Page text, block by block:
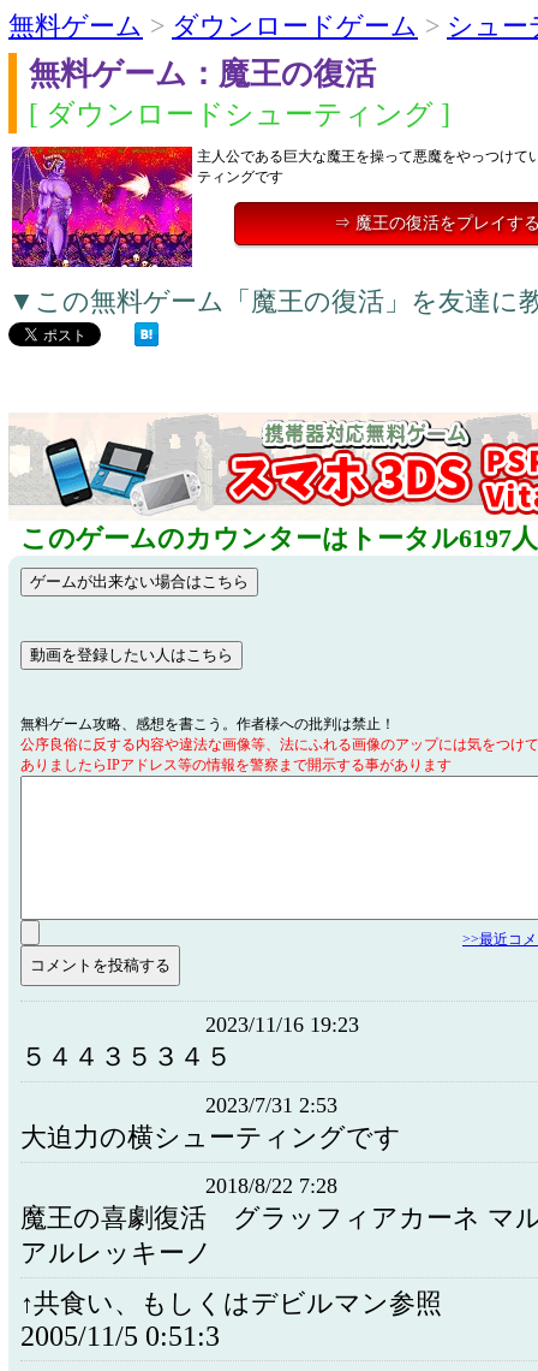
無料ゲーム > ダウンロードゲーム > シュー
無料ゲーム：魔王の復活
[ ダウンロードシューティング ]
主人公である巨大な魔王を操って悪魔をやっつけて
ティングです
⇒ 魔王の復活をプレイす
▼この無料ゲーム「魔王の復活」を友達に
このゲームのカウンターはトータル6197
無料ゲーム攻略、感想を書こう。作者様への批判は禁止！
公序良俗に反する内容や違法な画像等、法にふれる画像のアップには気をつけ
ありましたらIPアドレス等の情報を警察まで開示する事があります
>>最近コ
2023/11/16 19:23
５４４３５３４５
2023/7/31 2:53
大迫力の横シューティングです
2018/8/22 7:28
魔王の喜劇復活 グラッフィアカーネ
アルレッキーノ
↑共食い、もしくはデビルマン参照
2005/11/5 0:51:3